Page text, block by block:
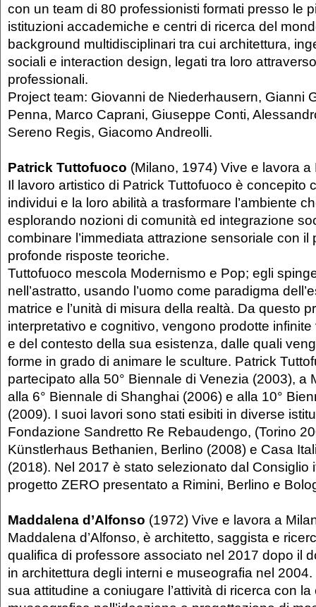
con un team di 80 professionisti formati presso le
istituzioni accademiche e centri di ricerca del
background multidisciplinari tra cui architettura,
sociali e interaction design, legati tra loro
professionali.
Project team: Giovanni de Niederhausern, Gianni
Penna, Marco Caprani, Giuseppe Conti,
Sereno Regis, Giacomo Andreolli.
Patrick Tuttofuoco (Milano, 1974) Vive e lavora a
Il lavoro artistico di Patrick Tuttofuoco è concepito
individui e la loro abilità a trasformare l’ambiente
esplorando nozioni di comunità ed integrazione
combinare l’immediata attrazione sensoriale con il
profonde risposte teoriche.
Tuttofuoco mescola Modernismo e Pop; egli
nell’astratto, usando l’uomo come paradigma
matrice e l’unità di misura della realtà. Da questo
interpretativo e cognitivo, vengono prodotte infinite
e del contesto della sua esistenza, dalle quali
forme in grado di animare le sculture. Patrick
partecipato alla 50° Biennale di Venezia (2003), a
alla 6° Biennale di Shanghai (2006) e alla 10°
(2009). I suoi lavori sono stati esibiti in diverse
Fondazione Sandretto Re Rebaudengo, (Torino
Künstlerhaus Bethanien, Berlino (2008) e Casa
(2018). Nel 2017 è stato selezionato dal Consiglio
progetto ZERO presentato a Rimini, Berlino e
Maddalena d’Alfonso (1972) Vive e lavora a
Maddalena d’Alfonso, è architetto, saggista e
qualifica di professore associato nel 2017 dopo il
in architettura degli interni e museografia nel
sua attitudine a coniugare l’attività di ricerca con la